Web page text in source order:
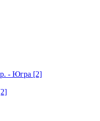
- Югра [2]